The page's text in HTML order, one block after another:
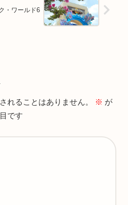
・ワールド6
れることはありません。 ※ が
です